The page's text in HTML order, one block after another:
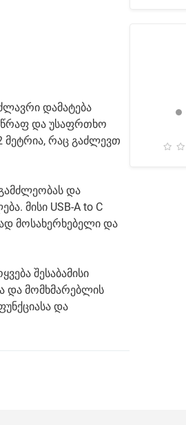
დამატება
და უსაფრთხო
მეტრია, რაც გაძლევთ
და
მისი USB-A to C
მოსახერხებელი და
შესაბამისი
და მომხმარებლის
და